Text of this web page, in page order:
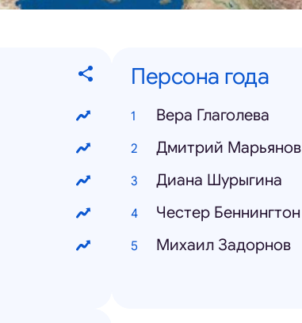
Персона года
Вера Глаголева
Дмитрий Марьянов
Диана Шурыгина
Честер Беннингтон
Михаил Задорнов